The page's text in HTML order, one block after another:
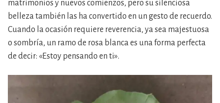
matrimonios y nuevos comienzos, pero su silenciosa
belleza también las ha convertido en un gesto de recuerdo.
Cuando la ocasión requiere reverencia, ya sea majestuosa
o sombría, un ramo de rosa blanca es una forma perfecta
de decir: «Estoy pensando en ti».